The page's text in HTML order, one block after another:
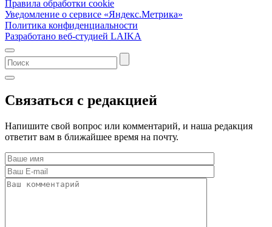
Правила обработки cookie
Уведомление о сервисе «Яндекс.Метрика»
Политика конфиденциальности
Разработано веб-студией LAIKA
Связаться с редакцией
Напишите свой вопрос или комментарий, и наша редакция
ответит вам в ближайшее время на почту.